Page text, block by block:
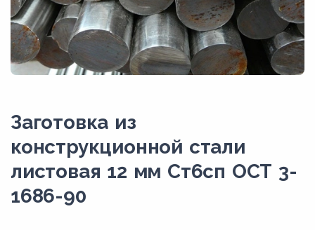
Заготовка из
конструкционной стали
листовая 12 мм Ст6сп ОСТ 3-
1686-90